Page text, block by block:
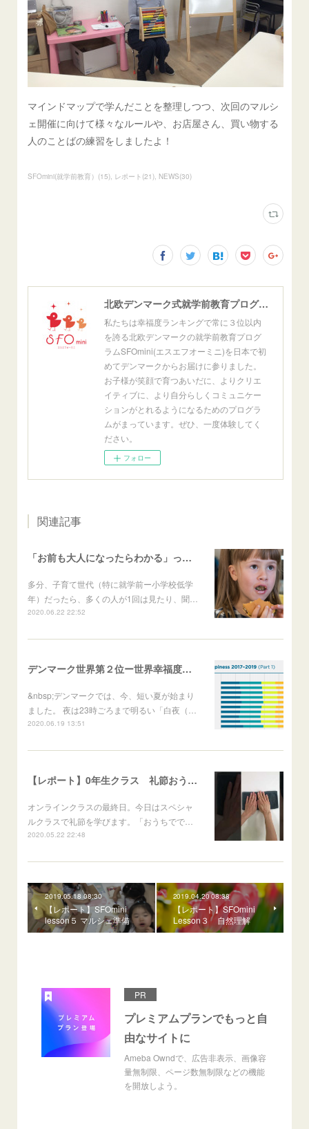
マインドマップで学んだことを整理しつつ、次回のマルシ
ェ開催に向けて様々なルールや、お店屋さん、買い物する
人のことばの練習をしましたよ！
SFOmini(就学前教育） (15) レポート (21) NEWS(30)
北欧デンマーク式就学前教育プログラム SFOmini
私たちは幸福度ランキングで常に３位以内
を誇る北欧デンマークの就学前教育プログ
ラムSFOmini(エスエフオーミニ)を日本で初
めてデンマークからお届けに参りました。
お子様が笑顔で育つあいだに、よりクリエ
イティブに、より自分らしくコミュニケー
ションがとれるようになるためのプログラ
ムがまっています。ぜひ、一度体験してく
ださい。
フォロー
関連記事
「お前も大人になったらわかる」って言われたなぁ。
多分、子育て世代（特に就学前ー小学校低学
年）だったら、多くの人が1回は見たり、聞…
2020.06.22 22:52
デンマーク世界第２位ー世界幸福度ランキング２０２０
&nbsp;デンマークでは、今、短い夏が始まり
ました。 夜は23時ごろまで明るい「白夜（…
2020.06.19 13:51
【レポート】0年生クラス 礼節おうちでできること
オンラインクラスの最終日。今日はスペシャ
ルクラスで礼節を学びます。「おうちでで…
2020.05.22 22:48
2019.05.18 08:30
【レポート】SFOmini
lesson５ マルシェ準備
2019.04.20 08:38
【レポート】SFOmini
Lesson３ 自然理解
PR
プレミアムプランでもっと自
由なサイトに
Ameba Owndで、広告非表示、画像容
量無制限、ページ数無制限などの機能
を開放しよう。